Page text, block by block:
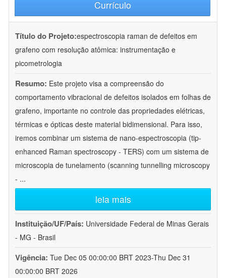
Currículo
Título do Projeto:espectroscopia raman de defeitos em
grafeno com resolução atômica: instrumentação e
picometrologia
Resumo: Este projeto visa a compreensão do
comportamento vibracional de defeitos isolados em folhas de
grafeno, importante no controle das propriedades elétricas,
térmicas e ópticas deste material bidimensional. Para isso,
iremos combinar um sistema de nano-espectroscopia (tip-
enhanced Raman spectroscopy - TERS) com um sistema de
microscopia de tunelamento (scanning tunnelling microscopy
- ...
leia mais
Instituição/UF/País: Universidade Federal de Minas Gerais
- MG - Brasil
Vigência: Tue Dec 05 00:00:00 BRT 2023-Thu Dec 31
00:00:00 BRT 2026